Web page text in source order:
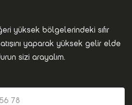
yüksek bölgelerindeki sıfır
satışını yaparak yüksek gelir elde
sizi arayalım.